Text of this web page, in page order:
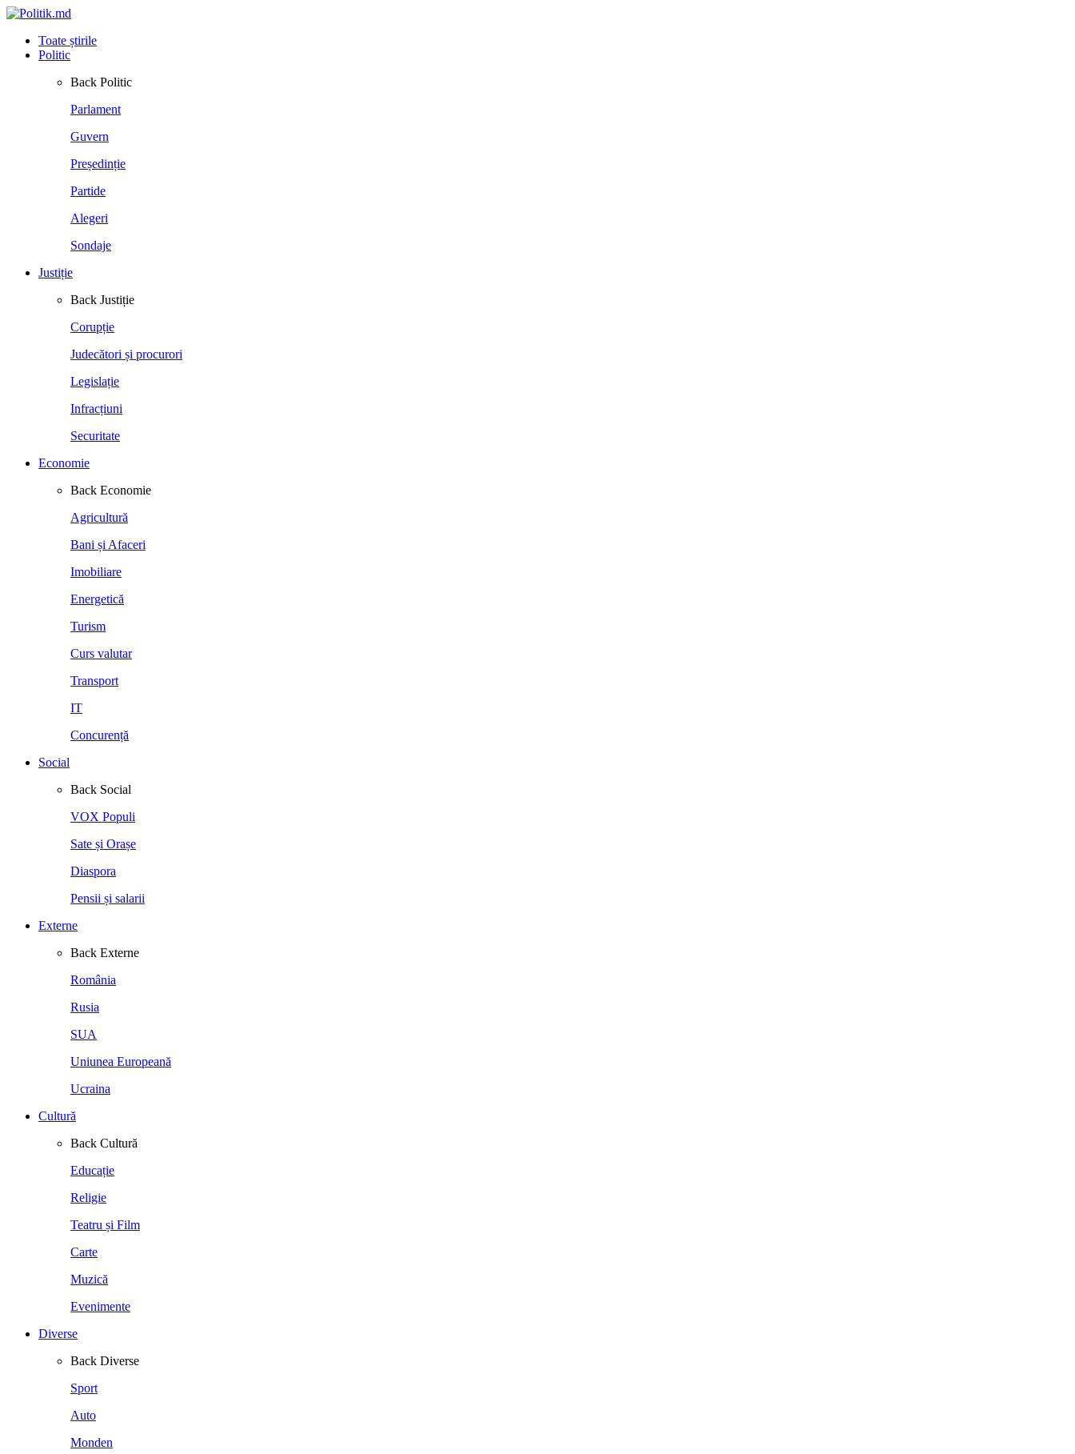
Toate știrile
Politic
Back Politic
Parlament
Guvern
Președinție
Partide
Alegeri
Sondaje
Justiție
Back Justiție
Corupție
Judecători și procurori
Legislație
Infracțiuni
Securitate
Economie
Back Economie
Agricultură
Bani și Afaceri
Imobiliare
Energetică
Turism
Curs valutar
Transport
IT
Concurență
Social
Back Social
VOX Populi
Sate și Orașe
Diaspora
Pensii și salarii
Externe
Back Externe
România
Rusia
SUA
Uniunea Europeană
Ucraina
Cultură
Back Cultură
Educație
Religie
Teatru și Film
Carte
Muzică
Evenimente
Diverse
Back Diverse
Sport
Auto
Monden